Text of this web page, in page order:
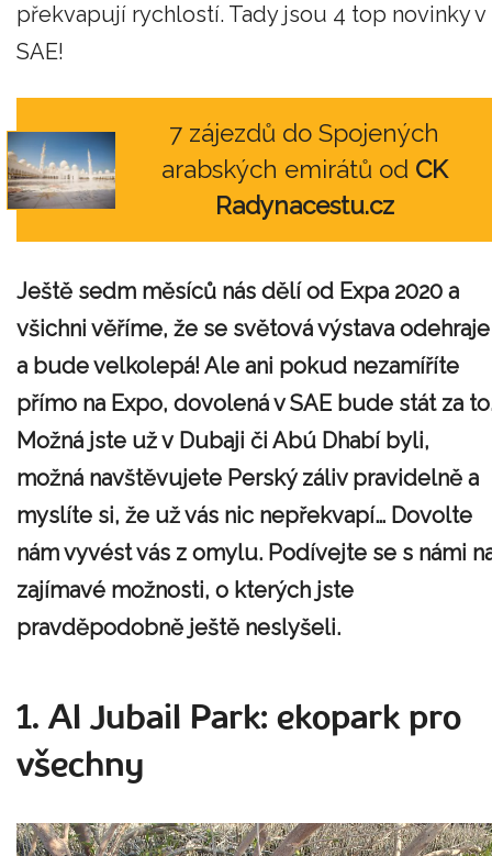
překvapují rychlostí. Tady jsou 4 top novinky v
SAE!
7 zájezdů do Spojených
arabských emirátů od CK
Radynacestu.cz
Ještě sedm měsíců nás dělí od Expa 2020 a
všichni věříme, že se světová výstava odehraje
a bude velkolepá! Ale ani pokud nezamíříte
přímo na Expo, dovolená v SAE bude stát za
Možná jste už v Dubaji či Abú Dhabí byli,
možná navštěvujete Perský záliv pravidelně a
myslíte si, že už vás nic nepřekvapí… Dovolte
nám vyvést vás z omylu. Podívejte se s námi
zajímavé možnosti, o kterých jste
pravděpodobně ještě neslyšeli.
1. Al Jubail Park: ekopark pro
všechny